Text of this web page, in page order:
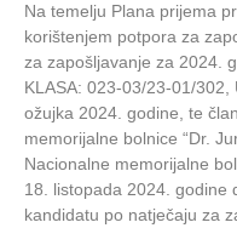
Na temelju Plana prijema
korištenjem potpora za
za zapošljavanje za 2024.
KLASA: 023-03/23-01/302,
ožujka 2024. godine, te
memorijalne bolnice “Dr.
Nacionalne memorijalne
18. listopada 2024. godine
kandidatu po natječaju za